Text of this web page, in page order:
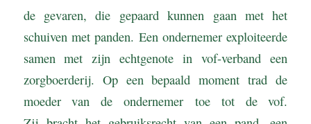
de gevaren, die gepaard kunnen gaan met het
schuiven met panden. Een ondernemer exploiteerde
samen met zijn echtgenote in vof-verband een
zorgboerderij. Op een bepaald moment trad de
moeder van de ondernemer toe tot de vof.